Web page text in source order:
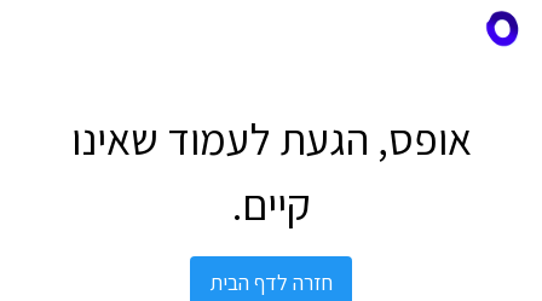
אופס, הגעת לעמוד שאינו
קיים.
חזרה לדף הבית